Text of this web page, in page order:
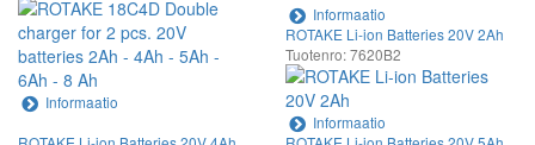
Informaatio
Informaatio
ROTAKE Li-ion Batteries 20V 2Ah
Tuotenro: 7620B2
Informaatio